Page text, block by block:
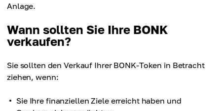
Anlage.
Wann sollten Sie Ihre BONK
verkaufen?
Sie sollten den Verkauf Ihrer BONK-Token in Betracht
ziehen, wenn:
Sie Ihre finanziellen Ziele erreicht haben und